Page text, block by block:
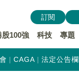
股100強 科技 專題
訂閱
CAGA 法定公告欄